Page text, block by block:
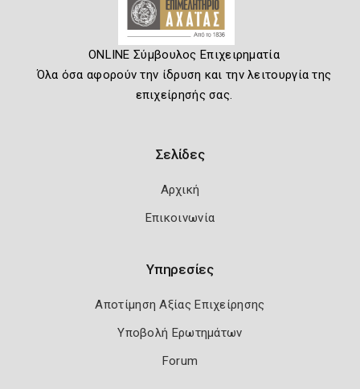
ONLINE Σύμβουλος Επιχειρηματία
Όλα όσα αφορούν την ίδρυση και την λειτουργία της
επιχείρησής σας.
Σελίδες
Αρχική
Επικοινωνία
Υπηρεσίες
Αποτίμηση Αξίας Επιχείρησης
Υποβολή Ερωτημάτων
Forum